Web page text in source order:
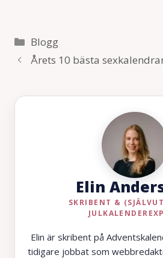
Kategorier
Blogg
Årets 10 bästa
Elin
SKRIBENT &
Elin är skribent på
tidigare jobbat som